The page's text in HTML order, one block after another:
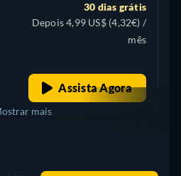
30 dias grátis
Depois 4,99 US$ (4,32€) /
mês
Assista Agora
mais